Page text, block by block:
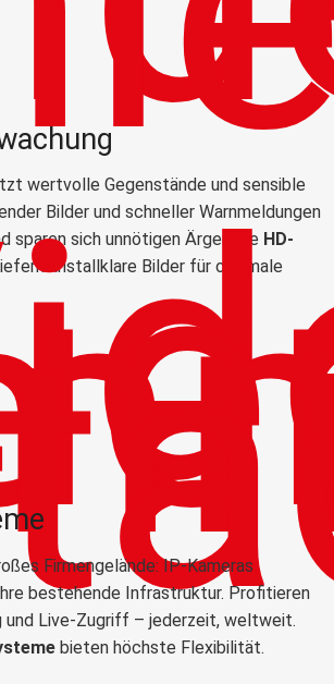
wertvolle Gegenstände und sensible
Bilder und schneller Warnmeldungen
sparen sich unnötigen Ärger. Die HD-
kristallklare Bilder für optimale
Firmengelände: IP-Kameras
bestehende Infrastruktur. Profitieren
und Live-Zugriff – jederzeit, weltweit.
bieten höchste Flexibilität.